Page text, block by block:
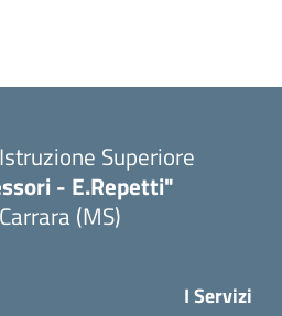
Superiore
- E.Repetti"
(MS)
I Servizi